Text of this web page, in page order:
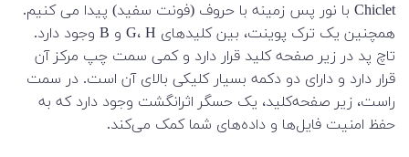
Chiclet با نور پس زمینه با حروف (فونت سفید) پیدا می کنیم.
همچنین یک ترک پوینت، بین کلیدهای G، H و B وجود دارد.
تاچ پد در زیر صفحه کلید قرار دارد و کمی سمت چپ مرکز آن
قرار دارد و دارای دو دکمه بسیار کلیکی بالای آن است. در سمت
راست، زیر صفحه‌کلید، یک حسگر اثرانگشت وجود دارد که به
حفظ امنیت فایل‌ها و داده‌های شما کمک می‌کند.